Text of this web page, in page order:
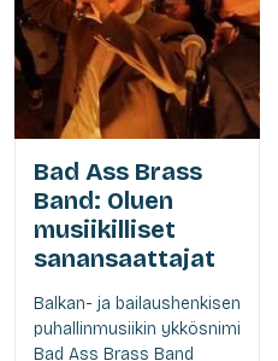
Bad Ass Brass
Band: Oluen
musiikilliset
sanansaattajat
Balkan- ja bailaushenkisen
puhallinmusiikin ykkösnimi
Bad Ass Brass Band